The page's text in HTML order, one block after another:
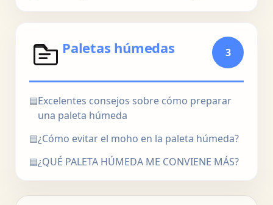
Paletas húmedas 3
▤Excelentes consejos sobre cómo preparar
una paleta húmeda
▤¿Cómo evitar el moho en la paleta húmeda?
▤¿QUÉ PALETA HÚMEDA ME CONVIENE MÁS?